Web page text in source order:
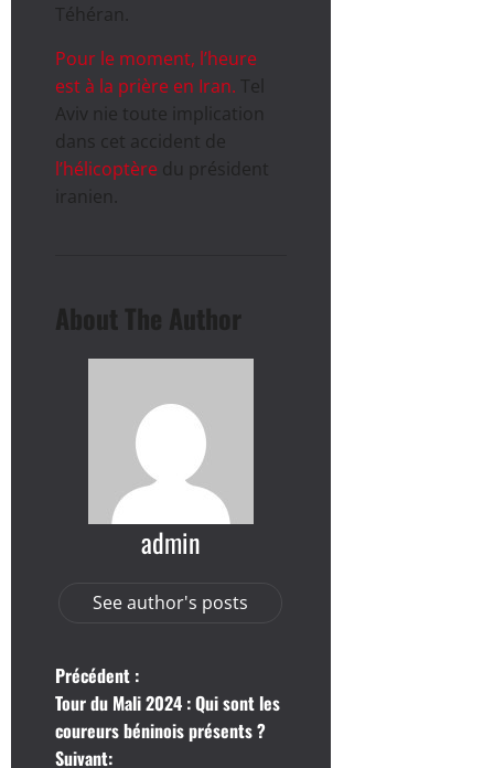
Téhéran.
Pour le moment, l’heure
est à la prière en Iran. Tel
Aviv nie toute implication
dans cet accident de
l’hélicoptère du président
iranien.
About The Author
admin
See author's posts
N
a
Précédent :
Tour du Mali 2024 : Qui sont les
coureurs béninois présents ?
Suivant: